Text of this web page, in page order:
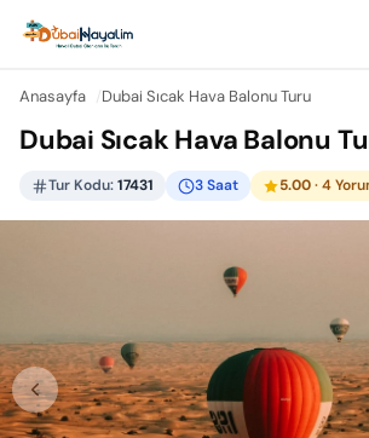
Anasayfa Dubai Sıcak Hava Balonu Turu
Dubai Sıcak Hava Balonu
Tur Kodu:17431 3 Saat 5.00· 4